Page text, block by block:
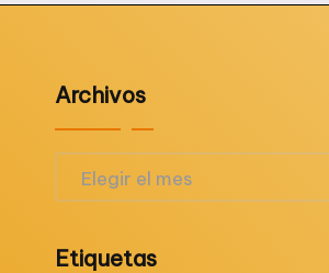
Archivos
Archivos
Etiquetas